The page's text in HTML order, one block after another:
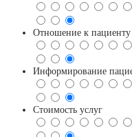
Отношение к пациенту
Информирование
Стоимость услуг